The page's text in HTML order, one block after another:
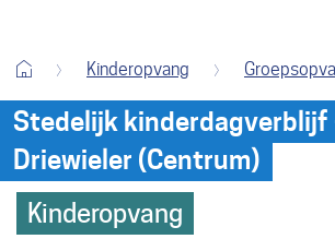
je?StartpaginaKinderopvang
Stedelijk kinderdagverblijf
Driewieler (Centrum)
Hoofdthemas
Kinderopvang